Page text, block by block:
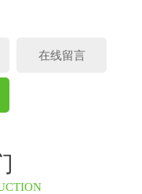
在线留言